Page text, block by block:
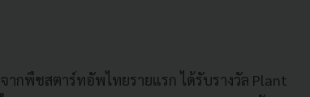
กพืชสตาร์ทอัพไทยรายแรก ได้รับรางวัล Plant